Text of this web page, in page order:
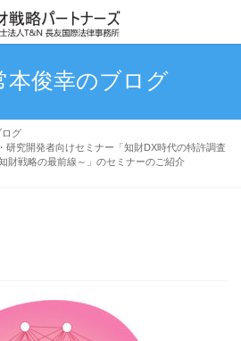
本俊幸のブログ
ログ
研究開発者向けセミナー「知財DX時代の特許調査
財戦略の最前線～」のセミナーのご紹介